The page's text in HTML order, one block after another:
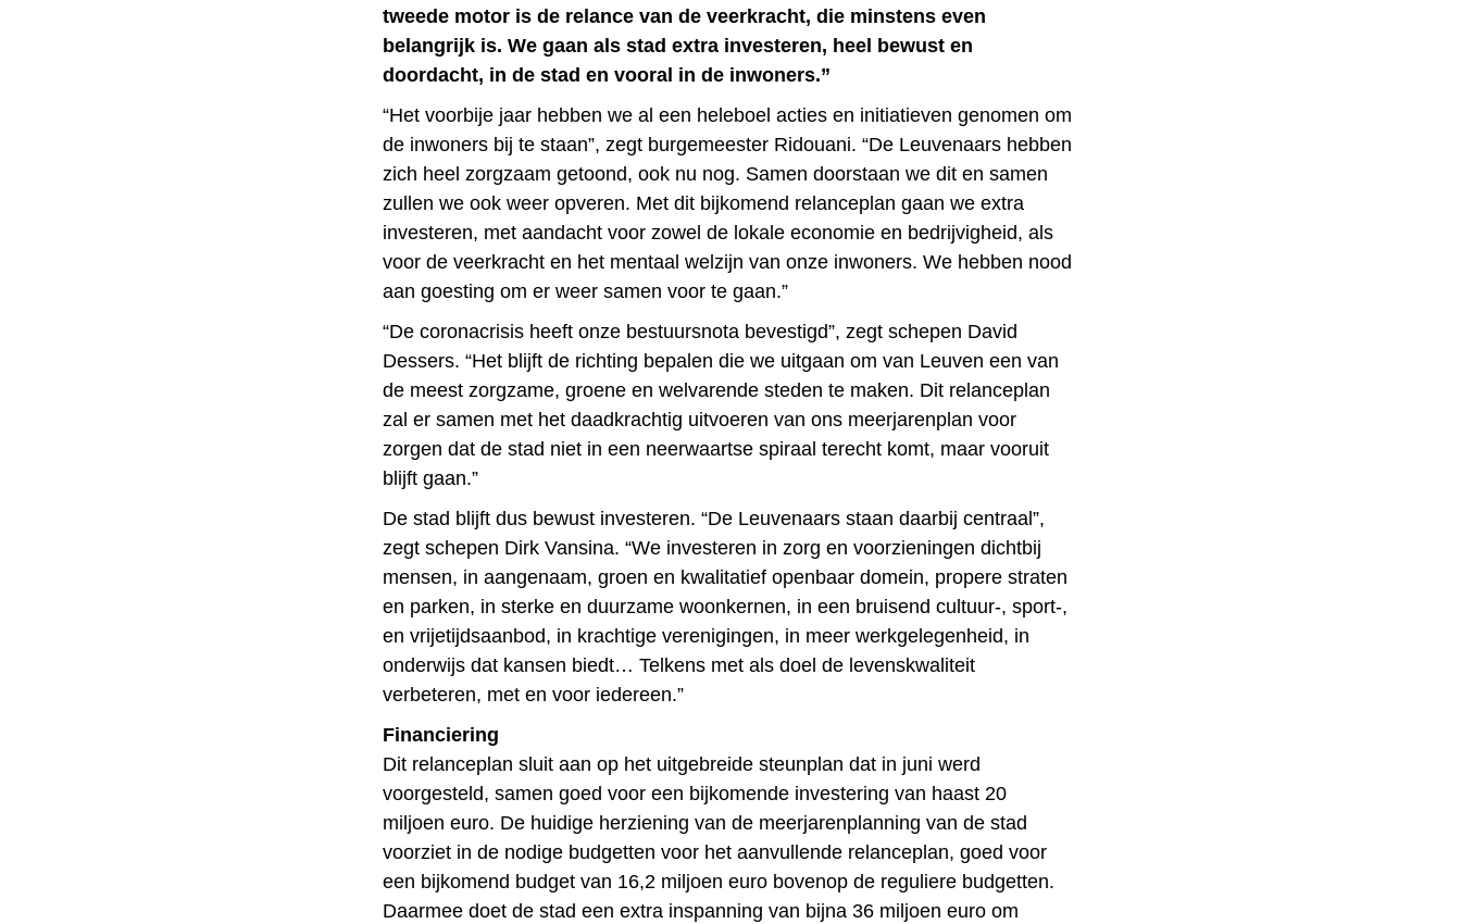
tweede motor is de relance van de veerkracht, die minstens even
belangrijk is. We gaan als stad extra investeren, heel bewust en
doordacht, in de stad en vooral in de inwoners.”
“Het voorbije jaar hebben we al een heleboel acties en initiatieven genomen om
de inwoners bij te staan”, zegt burgemeester Ridouani. “De Leuvenaars hebben
zich heel zorgzaam getoond, ook nu nog. Samen doorstaan we dit en samen
zullen we ook weer opveren. Met dit bijkomend relanceplan gaan we extra
investeren, met aandacht voor zowel de lokale economie en bedrijvigheid, als
voor de veerkracht en het mentaal welzijn van onze inwoners. We hebben nood
aan goesting om er weer samen voor te gaan.”
“De coronacrisis heeft onze bestuursnota bevestigd”, zegt schepen David
Dessers. “Het blijft de richting bepalen die we uitgaan om van Leuven een van
de meest zorgzame, groene en welvarende steden te maken. Dit relanceplan
zal er samen met het daadkrachtig uitvoeren van ons meerjarenplan voor
zorgen dat de stad niet in een neerwaartse spiraal terecht komt, maar vooruit
blijft gaan.”
De stad blijft dus bewust investeren. “De Leuvenaars staan daarbij centraal”,
zegt schepen Dirk Vansina. “We investeren in zorg en voorzieningen dichtbij
mensen, in aangenaam, groen en kwalitatief openbaar domein, propere straten
en parken, in sterke en duurzame woonkernen, in een bruisend cultuur-, sport-,
en vrijetijdsaanbod, in krachtige verenigingen, in meer werkgelegenheid, in
onderwijs dat kansen biedt… Telkens met als doel de levenskwaliteit
verbeteren, met en voor iedereen.”
Financiering
Dit relanceplan sluit aan op het uitgebreide steunplan dat in juni werd
voorgesteld, samen goed voor een bijkomende investering van haast 20
miljoen euro. De huidige herziening van de meerjarenplanning van de stad
voorziet in de nodige budgetten voor het aanvullende relanceplan, goed voor
een bijkomend budget van 16,2 miljoen euro bovenop de reguliere budgetten.
Daarmee doet de stad een extra inspanning van bijna 36 miljoen euro om